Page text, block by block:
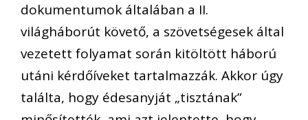
dokumentumok általában a II.
világháborút követő, a szövetségesek által
vezetett folyamat során kitöltött háború
utáni kérdőíveket tartalmazzák. Akkor úgy
találta, hogy édesanyját „tisztának”